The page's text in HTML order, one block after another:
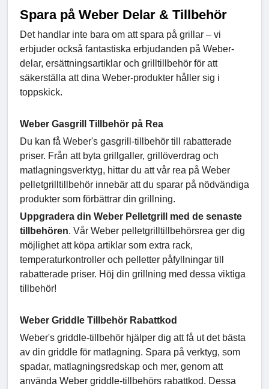
Spara på Weber Delar & Tillbehör
Det handlar inte bara om att spara på grillar – vi
erbjuder också fantastiska erbjudanden på Weber-
delar, ersättningsartiklar och grilltillbehör för att
säkerställa att dina Weber-produkter håller sig i
toppskick.
Weber Gasgrill Tillbehör på Rea
Du kan få Weber's gasgrill-tillbehör till rabatterade
priser. Från att byta grillgaller, grillöverdrag och
matlagningsverktyg, hittar du att vår rea på Weber
pelletgrilltillbehör innebär att du sparar på nödvändiga
produkter som förbättrar din grillning.
Uppgradera din Weber Pelletgrill med de senaste
tillbehören. Vår Weber pelletgrilltillbehörsrea ger dig
möjlighet att köpa artiklar som extra rack,
temperaturkontroller och pelletter påfyllningar till
rabatterade priser. Höj din grillning med dessa viktiga
tillbehör!
Weber Griddle Tillbehör Rabattkod
Weber's griddle-tillbehör hjälper dig att få ut det bästa
av din griddle för matlagning. Spara på verktyg, som
spadar, matlagningsredskap och mer, genom att
använda Weber griddle-tillbehörs rabattkod. Dessa